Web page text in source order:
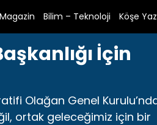
Magazin Bilim – Teknoloji Köşe
İçin
Olağan Genel
ortak geleceğimiz için bir